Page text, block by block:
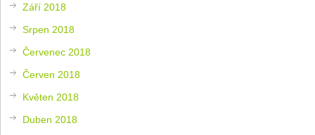
Září 2018
Srpen 2018
Červenec 2018
Červen 2018
Květen 2018
Duben 2018